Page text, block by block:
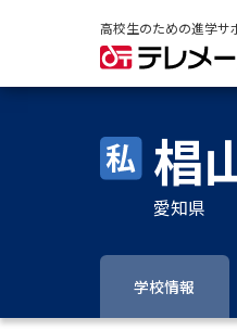
高校生のための進学サ
椙
愛知県
学校情報